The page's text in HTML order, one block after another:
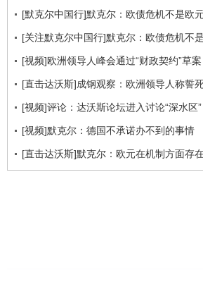
[默克尔中国行]默克尔：欧债危机不是欧
[关注默克尔中国行]默克尔：欧债危机不
[视频]欧洲领导人峰会通过“财政契约”草案
[直击达沃斯]成钢观察：欧洲领导人称誓
[视频]评论：达沃斯论坛进入讨论“深水区”
[视频]默克尔：德国不承诺办不到的事情
[直击达沃斯]默克尔：欧元在机制方面存